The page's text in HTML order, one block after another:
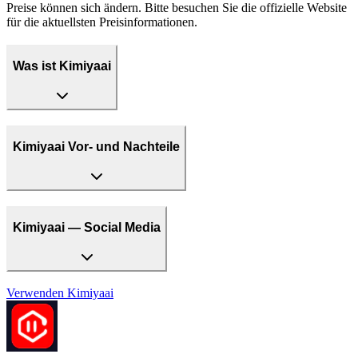
Preise können sich ändern. Bitte besuchen Sie die offizielle Website
für die aktuellsten Preisinformationen.
Was ist Kimiyaai
Kimiyaai Vor- und Nachteile
Kimiyaai — Social Media
Verwenden Kimiyaai